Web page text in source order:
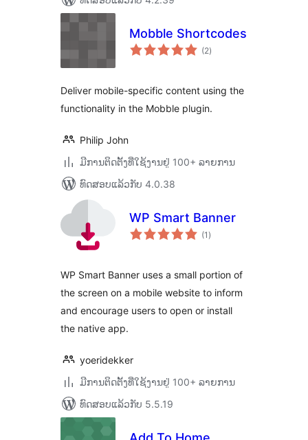
Mobble Shortcodes
(2ຄະແນນ
ທັງໝົດ
)
Deliver mobile-specific content using the
functionality in the Mobble plugin.
Philip John
ມີການຕິດຕັ້ງທີ່ໃຊ້ງານຢູ່ 100+ ລາຍການ
ທົດສອບແລ້ວກັບ 4.0.38
WP Smart Banner
(1 ຄະແນນ
ທັງໝົດ
)
WP Smart Banner uses a small portion of
the screen on a mobile website to inform
and encourage users to open or install
the native app.
yoeridekker
ມີການຕິດຕັ້ງທີ່ໃຊ້ງານຢູ່ 100+ ລາຍການ
ທົດສອບແລ້ວກັບ 5.5.19